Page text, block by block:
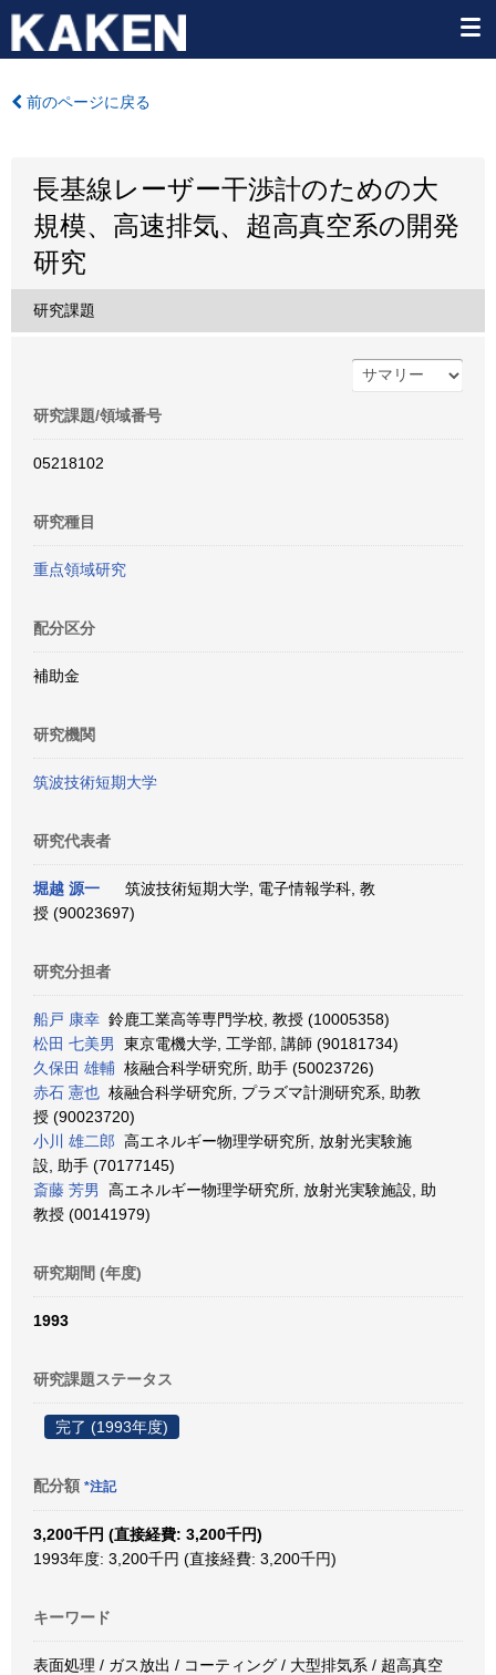
前のページに戻る
長基線レーザー干渉計のための大
規模、高速排気、超高真空系の開発
研究
研究課題
研究課題/領域番号
05218102
研究種目
重点領域研究
配分区分
補助金
研究機関
筑波技術短期大学
研究代表者
堀越 源一
筑波技術短期大学, 電子情報学科, 教
授 (90023697)
研究分担者
船戸 康幸 鈴鹿工業高等専門学校, 教授 (10005358)
松田 七美男
東京電機大学, 工学部, 講師 (90181734)
久保田 雄輔 核融合科学研究所, 助手 (50023726)
赤石 憲也 核融合科学研究所, プラズマ計測研究系, 助教
授 (90023720)
小川 雄二郎 高エネルギー物理学研究所, 放射光実験施
設, 助手 (70177145)
斎藤 芳男
高エネルギー物理学研究所, 放射光実験施設, 助
教授 (00141979)
研究期間 (年度)
1993
研究課題ステータス
完了 (1993年度)
配分額 *注記
3,200千円 (直接経費: 3,200千円)
1993年度: 3,200千円 (直接経費: 3,200千円)
キーワード
表面処理 / ガス放出 / コーティング / 大型排気系 / 超高真空